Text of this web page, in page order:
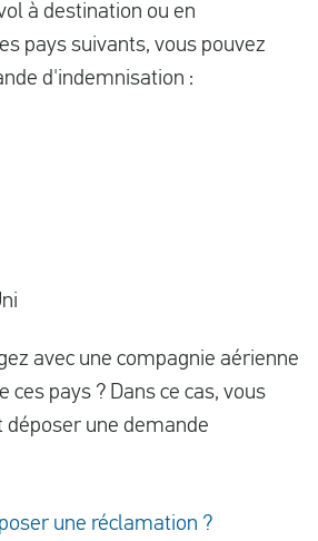
à destination ou en
pays suivants, vous pouvez
d'indemnisation :
avec une compagnie aérienne
ces pays ? Dans ce cas, vous
une demande
une réclamation ?